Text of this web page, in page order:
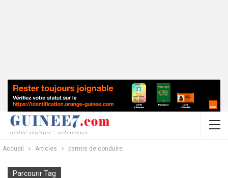
Accueil Articles permis de conduire
Parcourir Tag